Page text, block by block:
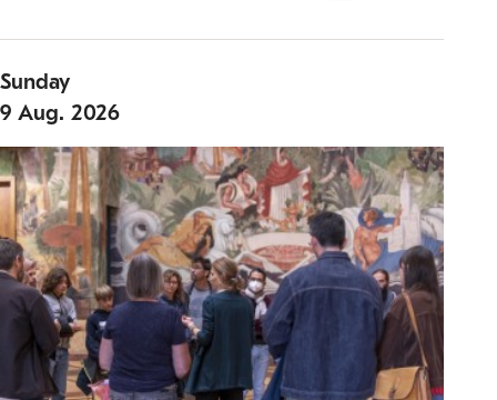
Sunday
9 Aug. 2026